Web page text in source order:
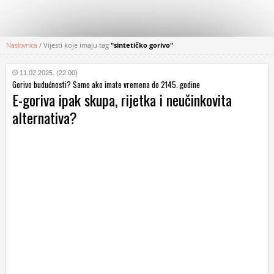
KATEGORIJE
HRVATSKI
WEB
Naslovnica / Vijesti koje imaju tag "sintetičko gorivo"
11.02.2025. (22:00)
Gorivo budućnosti? Samo ako imate vremena do 2145. godine
E-goriva ipak skupa, rijetka i neučinkovita
alternativa?